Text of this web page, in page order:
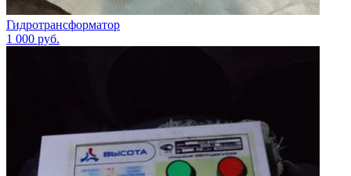
Гидротрансформатор
1 000 руб.